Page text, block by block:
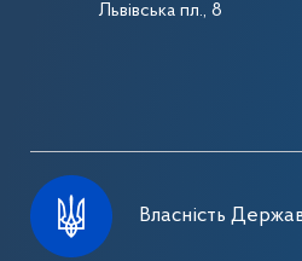
Львівська пл., 8
Власність